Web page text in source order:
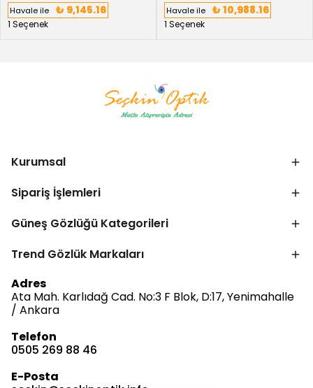
Havale ile ₺ 9,145.16
1 Seçenek
Havale ile ₺ 10,988.16
1 Seçenek
Kurumsal
Sipariş İşlemleri
Güneş Gözlüğü Kategorileri
Trend Gözlük Markaları
Adres
Ata Mah. Karlıdağ Cad. No:3 F Blok, D:17, Yenimahalle
/ Ankara
Telefon
0505 269 88 46
E-Posta
Bize Ulaşın